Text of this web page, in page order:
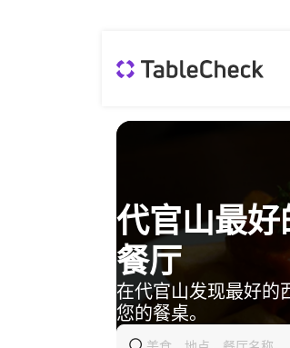
代官山最
餐厅
在代官山发现最好的
您的餐桌。